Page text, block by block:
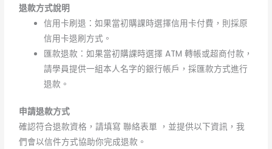
退款方式說明
信用卡刷退：如果當初購課時選擇信用卡付費，則採原
信用卡退刷方式。
匯款退款：如果當初購課時選擇 ATM 轉帳或超商付款，
請學員提供一組本人名字的銀行帳戶，採匯款方式進行
退款。
申請退款方式
確認符合退款資格，請填寫 聯絡表單 ，並提供以下資訊，我
們會以信件方式協助你完成退款。